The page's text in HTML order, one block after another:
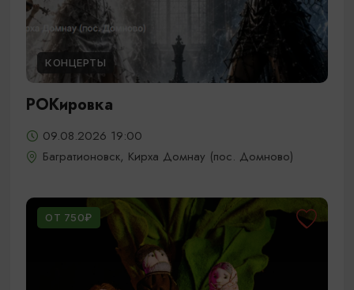
КОНЦЕРТЫ
РОКировка
09.08.2026 19:00
Багратионовск, Кирха Домнау (пос. Домново)
ОТ 750₽